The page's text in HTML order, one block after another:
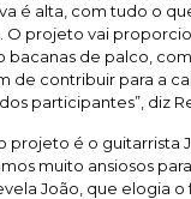
é alta, com tudo o
O projeto vai
bacanas de palco,
de contribuir para a
participantes”, diz
projeto é o guitarrista
muito ansiosos
João, que elogia o